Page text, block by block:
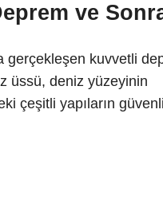
ve
gerçekleşen kuvvetli
üssü, deniz yüzeyinin
çeşitli yapıların